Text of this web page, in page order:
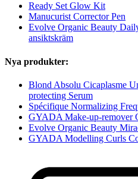
Ready Set Glow Kit
Manucurist Corrector Pen
Evolve Organic Beauty
ansiktskräm
Nya produkter:
Blond Absolu Cicaplasme
protecting Serum
Spécifique Normalizing
GYADA Make-up-remover
Evolve Organic Beauty
GYADA Modelling Curls